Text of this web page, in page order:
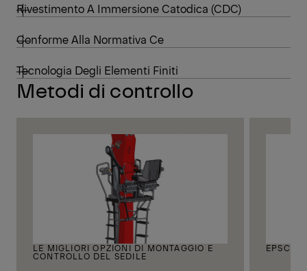
Rivestimento A Immersione Catodica (CDC)
Conforme Alla Normativa Ce
Tecnologia Degli Elementi Finiti
Metodi di controllo
LE MIGLIORI OPZIONI DI MONTAGGIO E
CONTROLLO DEL SEDILE